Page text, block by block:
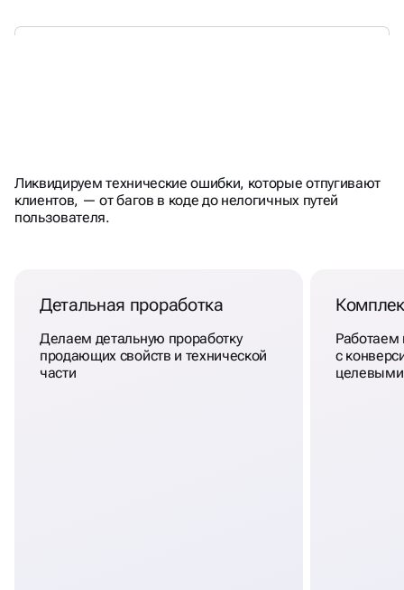
ТЕХНИЧЕСКИЙ АУДИТ ДЛЯ
ПРОДВИЖЕНИЯ САЙТАВ
ЛИПЕЦКЕ
Ликвидируем технические ошибки, которые отпугивают
клиентов, — от багов в коде до нелогичных путей
пользователя.
Детальная проработка
Делаем детальную проработку
продающих свойств и технической
части
Работаем
с